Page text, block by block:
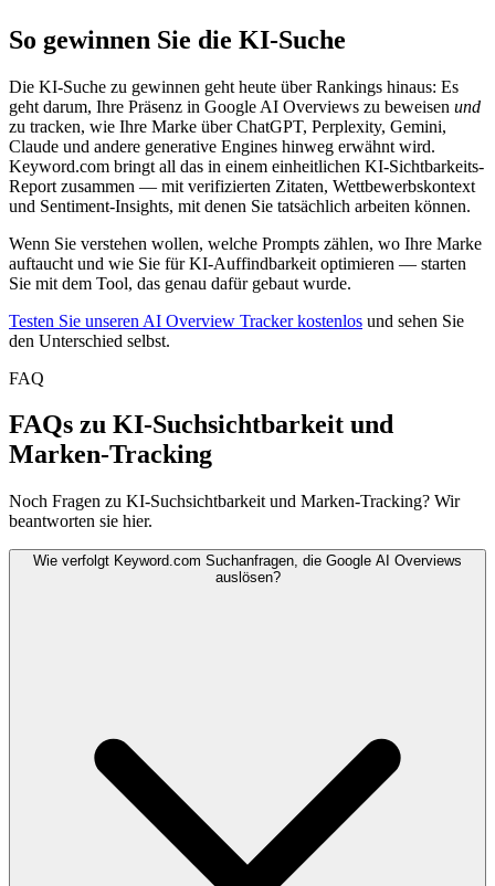
So gewinnen Sie die KI-Suche
Die KI-Suche zu gewinnen geht heute über Rankings hinaus: Es
geht darum, Ihre Präsenz in Google AI Overviews zu beweisen und
zu tracken, wie Ihre Marke über ChatGPT, Perplexity, Gemini,
Claude und andere generative Engines hinweg erwähnt wird.
Keyword.com bringt all das in einem einheitlichen KI-Sichtbarkeits-
Report zusammen — mit verifizierten Zitaten, Wettbewerbskontext
und Sentiment-Insights, mit denen Sie tatsächlich arbeiten können.
Wenn Sie verstehen wollen, welche Prompts zählen, wo Ihre Marke
auftaucht und wie Sie für KI-Auffindbarkeit optimieren — starten
Sie mit dem Tool, das genau dafür gebaut wurde.
Testen Sie unseren AI Overview Tracker kostenlos und sehen Sie
den Unterschied selbst.
FAQ
FAQs zu KI-Suchsichtbarkeit und
Marken-Tracking
Noch Fragen zu KI-Suchsichtbarkeit und Marken-Tracking? Wir
beantworten sie hier.
Wie verfolgt Keyword.com Suchanfragen, die Google AI Overviews
auslösen?